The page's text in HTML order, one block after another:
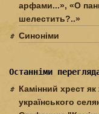
арфами...», «О
шелестить?..»
Синоніми
Останніми
Камінний хрест
українського